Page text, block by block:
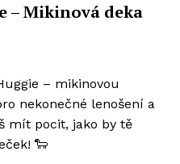
– Mikinová deka
– mikinovou
nekonečné lenošení a
mít pocit, jako by tě
🐑